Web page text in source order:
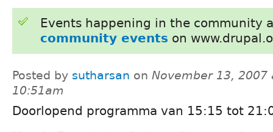
Events happening in the community
community events on
Posted by sutharsan on November 13, 2007
10:51am
Doorlopend programma van 15:15 tot